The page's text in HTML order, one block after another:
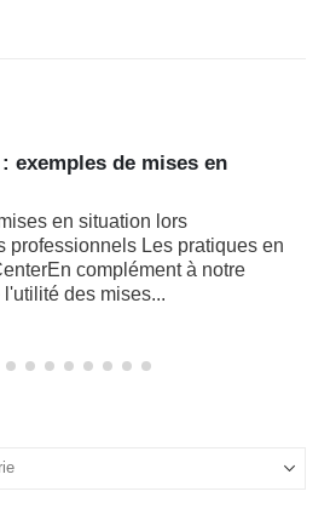
exemples de mises en
en situation lors
professionnels Les pratiques en
complément à notre
des mises...